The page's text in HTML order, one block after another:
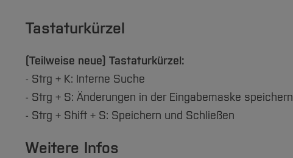
Tastaturkürzel
(Teilweise neue) Tastaturkürzel:
- Strg + K: Interne Suche
- Strg + S: Änderungen in der Eingabemaske speichern
- Strg + Shift + S: Speichern und Schließen
Weitere Infos